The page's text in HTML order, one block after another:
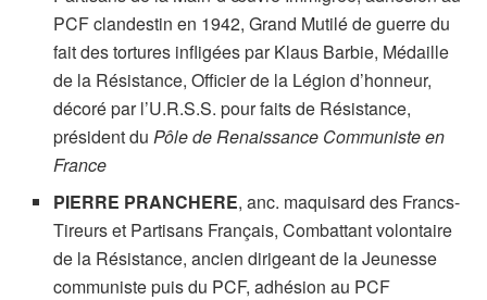
PCF clandestin en 1942, Grand Mutilé de guerre du
fait des tortures infligées par Klaus Barbie, Médaille
de la Résistance, Officier de la Légion d’honneur,
décoré par l’U.R.S.S. pour faits de Résistance,
président duPôle de Renaissance Communiste en
France
PIERRE PRANCHERE, anc. maquisard des Francs-
Tireurs et Partisans Français, Combattant volontaire
de la Résistance, ancien dirigeant de la Jeunesse
communiste puis du PCF, adhésion au PCF